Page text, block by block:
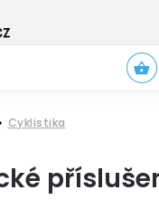
Cyklistika